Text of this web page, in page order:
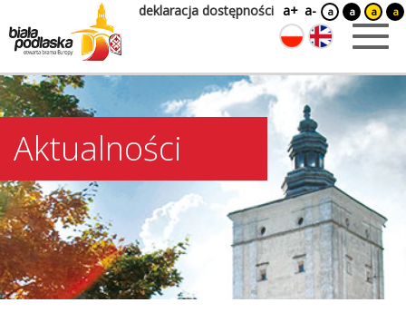
deklaracja dostępności a+ a- a a a a
Aktualności